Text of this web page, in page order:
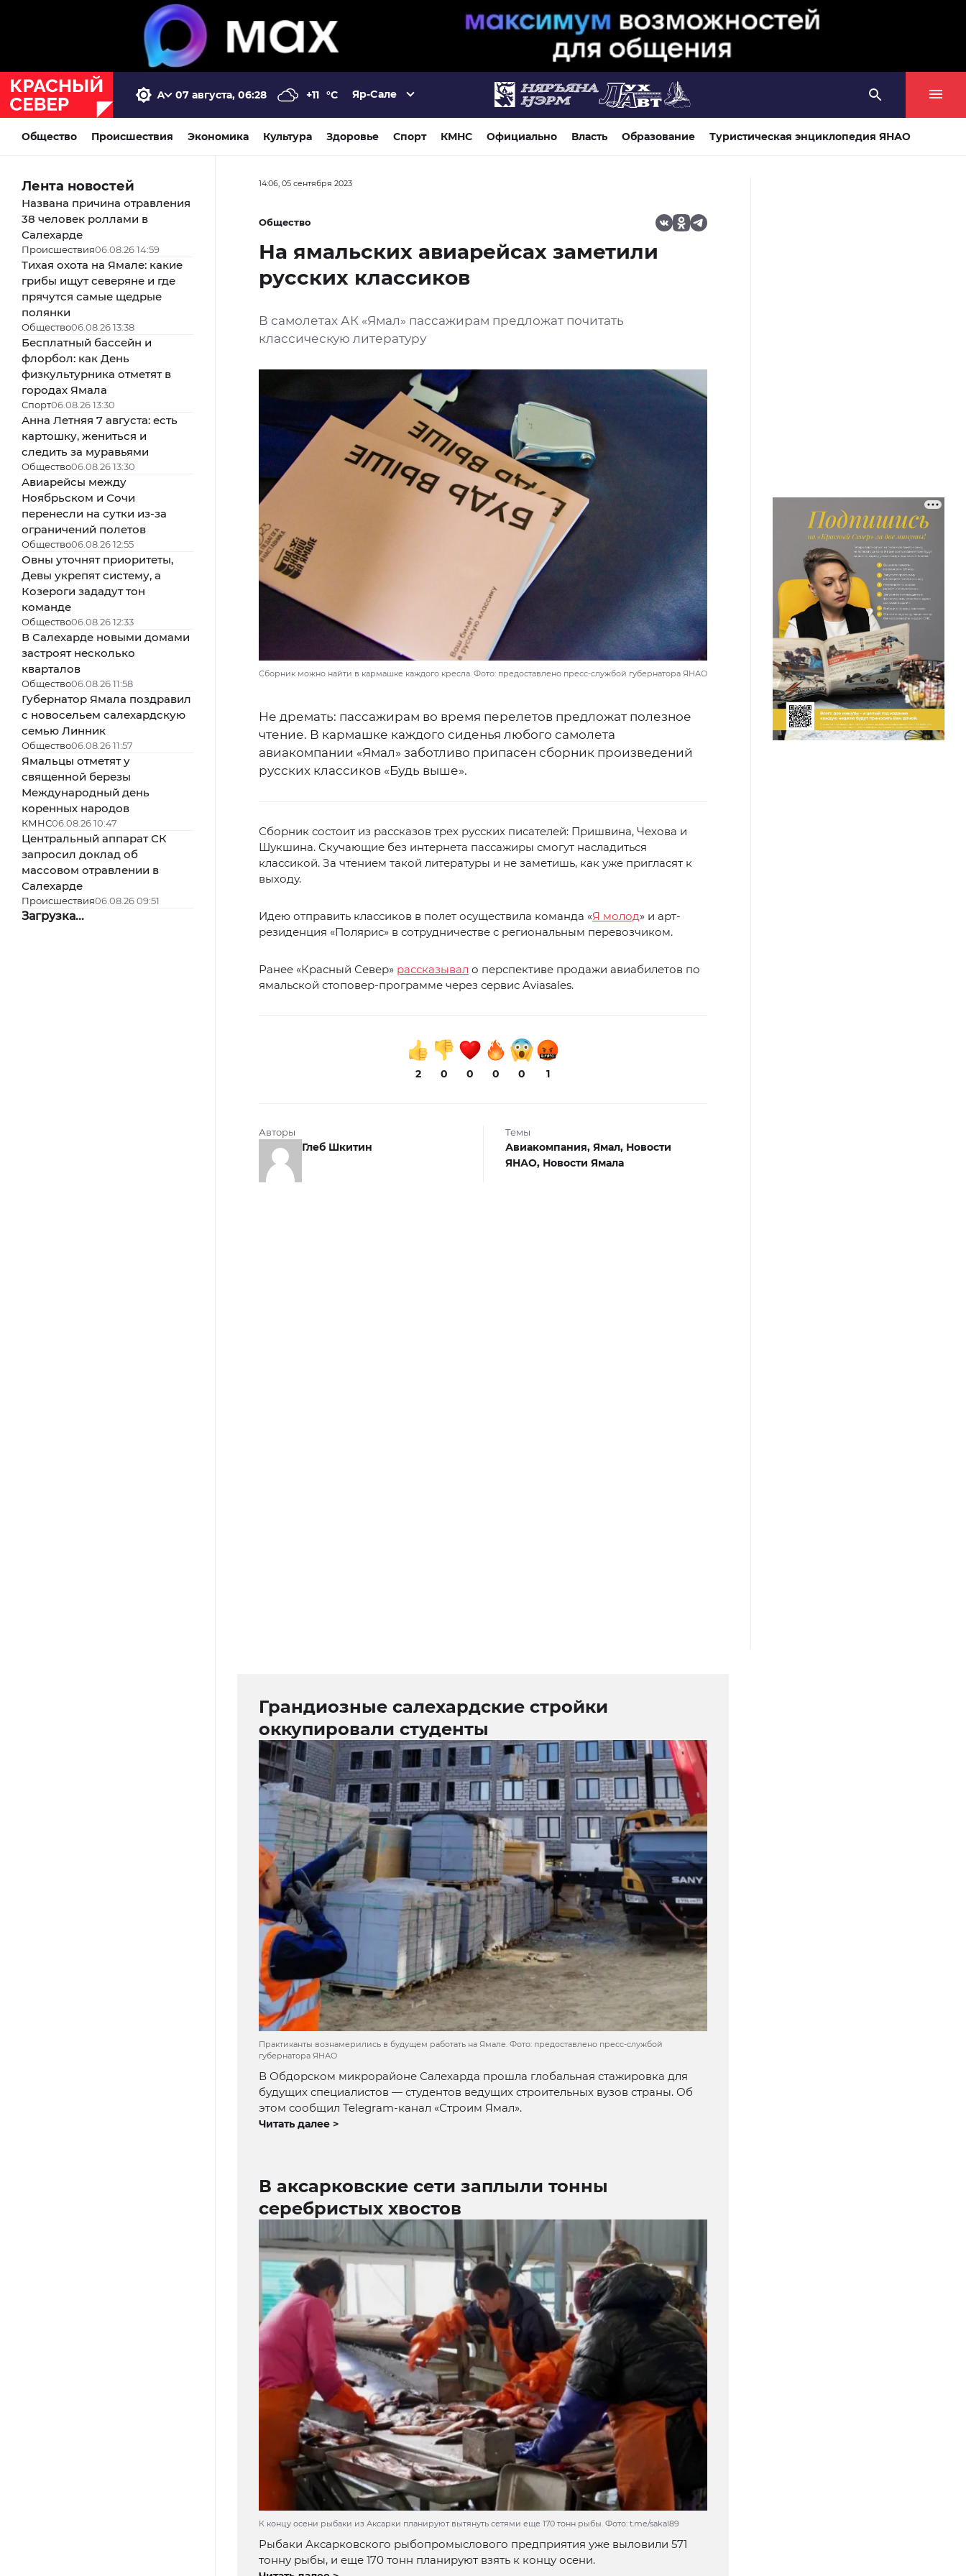
07 августа, 06:28 +11 °C Яр-Сале
Общество Происшествия Экономика Культура Здоровье Спорт КМНС Официально Власть Образование Туристическая энциклопедия ЯНАО
Лента новостей
Названа причина отравления
38 человек роллами в
Салехарде
Происшествия06.08.26 14:59
Тихая охота на Ямале: какие
грибы ищут северяне и где
прячутся самые щедрые
полянки
Общество06.08.26 13:38
Бесплатный бассейн и
флорбол: как День
физкультурника отметят в
городах Ямала
Спорт06.08.26 13:30
Анна Летняя 7 августа: есть
картошку, жениться и
следить за муравьями
Общество06.08.26 13:30
Авиарейсы между
Ноябрьском и Сочи
перенесли на сутки из-за
ограничений полетов
Общество06.08.26 12:55
Овны уточнят приоритеты,
Девы укрепят систему, а
Козероги зададут тон
команде
Общество06.08.26 12:33
В Салехарде новыми домами
застроят несколько
кварталов
Общество06.08.26 11:58
Губернатор Ямала поздравил
с новосельем салехардскую
семью Линник
Общество06.08.26 11:57
Ямальцы отметят у
священной березы
Международный день
коренных народов
КМНС06.08.26 10:47
Центральный аппарат СК
запросил доклад об
массовом отравлении в
Салехарде
Происшествия06.08.26 09:51
Загрузка...
14:06, 05 сентября 2023
Общество
На ямальских авиарейсах заметили
русских классиков
В самолетах АК «Ямал» пассажирам предложат почитать
классическую литературу
Сборник можно найти в кармашке каждого кресла. Фото: предоставлено пресс-службой губернатора ЯНАО
Не дремать: пассажирам во время перелетов предложат полезное
чтение. В кармашке каждого сиденья любого самолета
авиакомпании «Ямал» заботливо припасен сборник произведений
русских классиков «Будь выше».
Сборник состоит из рассказов трех русских писателей: Пришвина, Чехова и
Шукшина. Скучающие без интернета пассажиры смогут насладиться
классикой. За чтением такой литературы и не заметишь, как уже пригласят к
выходу.
Идею отправить классиков в полет осуществила команда «Я молод» и арт-
резиденция «Полярис» в сотрудничестве с региональным перевозчиком.
Ранее «Красный Север» рассказывал о перспективе продажи авиабилетов по
ямальской стоповер-программе через сервис Aviasales.
2 0 0 0 0 1
Авторы
Глеб Шкитин
Темы
Авиакомпания, Ямал, Новости
ЯНАО, Новости Ямала
Грандиозные салехардские стройки
оккупировали студенты
Практиканты вознамерились в будущем работать на Ямале. Фото: предоставлено пресс-службой
губернатора ЯНАО
В Обдорском микрорайоне Салехарда прошла глобальная стажировка для
будущих специалистов — студентов ведущих строительных вузов страны. Об
этом сообщил Telegram-канал «Строим Ямал».
Читать далее >
В аксарковские сети заплыли тонны
серебристых хвостов
К концу осени рыбаки из Аксарки планируют вытянуть сетями еще 170 тонн рыбы. Фото: t.me/sakal89
Рыбаки Аксарковского рыбопромыслового предприятия уже выловили 571
тонну рыбы, и еще 170 тонн планируют взять к концу осени.